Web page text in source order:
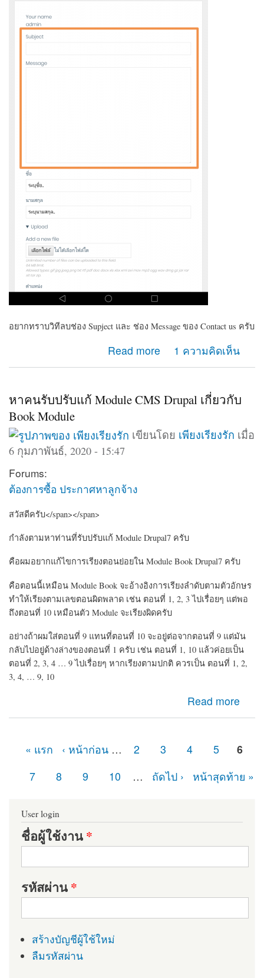
อยากทราบวิทีลบช่อง Supject และ ช่อง Message ของ Contact us ครับ
Read more
about ต้องการลบช่อง Supject และ ช่อง Massage
ของContact us
1 ความคิดเห็น
หาคนรับปรับแก้ Module CMS Drupal เกี่ยวกับ
Book Module
เขียนโดย เพียงเรียงรัก เมื่อ
6 กุมภาพันธ์, 2020 - 15:47
Forums:
ต้องการซื้อ ประกาศหาลูกจ้าง
สวัสดีครับ</span></span>
กำลังตามหาท่านที่รับปรับแก้ Module Drupal7 ครับ
คือผมอยากแก้ไขการเรียงตอนย่อยใน Module Book Drupal7 ครับ
คือตอนนี้เหมือน Module Book จะอ้างอิงการเรียงลำดับตามตัวอักษร
ทำให้เรียงตามเลขตอนผิดพลาด เช่น ตอนที่ 1, 2, 3 ไปเรื่อยๆ แต่พอ
ถึงตอนที่ 10 เหมือนตัว Module จะเรียงผิดครับ
อย่างถ้าผมใส่ตอนที่ 9 แทนที่ตอนที่ 10 จะอยู่ต่อจากตอนที่ 9 แต่มัน
กลับไปอยู่ด้างล่างของตอนที่ 1 ครับ เช่น ตอนที่ 1, 10 แล้วค่อยเป็น
ตอนที่ 2, 3, 4 … 9 ไปเรื่อยๆ หากเรียงตามปกติ ควรเป็น ตอนที่ 1, 2,
3, 4, … 9, 10
Read more
about หาคนรับปรับแก้ Module CMS Drupal เกี่ยวกับ Book
Module
« แรก ‹ หน้าก่อน … 2 3 4 5
6
7
8 9 10 … ถัดไป › หน้าสุดท้าย »
User login
ชื่อผู้ใช้งาน*
รหัสผ่าน*
สร้างบัญชีผู้ใช้ใหม่
ลืมรหัสผ่าน